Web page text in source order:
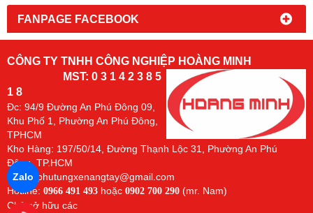
FANPAGE FACEBOOK
CÔNG TY TNHH CÔNG NGHIỆP HOÀNG MINH
MST: 0 3 1 4 2 3 8 5
1 8
Đc: 94/9 Đường An Phú Đông 09,
Khu Phố 1, Phường An Phú Đông,
TPHCM
Kho Hàng: 197/50/14, Đường Thạnh Lộc 31, Phường An Phú
Đông. TP.HCM
Email: phutungxenangtay@gmail.com
Hotline: 0966 491 493 hoặc 0902 700 290 (mr. Nam)
Chủ sở hữu các
Zalo